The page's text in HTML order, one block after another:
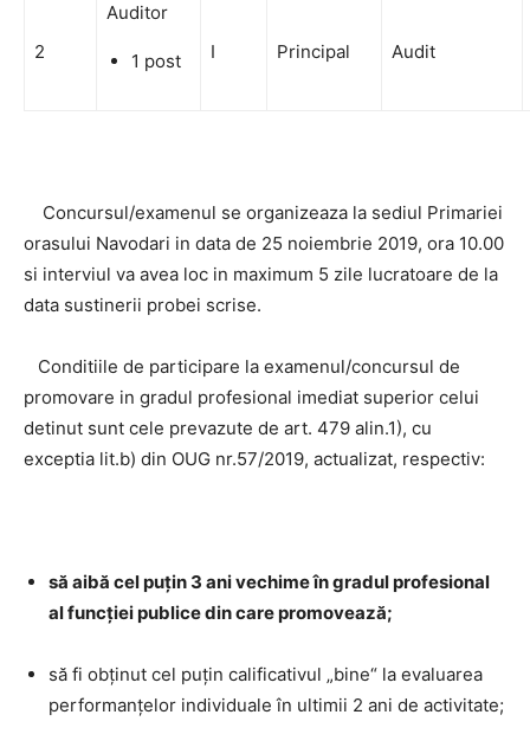
2
Auditor
1 post I Principal Audit
Concursul/examenul se organizeaza la sediul Primariei
orasului Navodari in data de 25 noiembrie 2019, ora 10.00
si interviul va avea loc in maximum 5 zile lucratoare de la
data sustinerii probei scrise.
Conditiile de participare la examenul/concursul de
promovare in gradul profesional imediat superior celui
detinut sunt cele prevazute de art. 479 alin.1), cu
exceptia lit.b) din OUG nr.57/2019, actualizat, respectiv:
să aibă cel puţin 3 ani vechime în gradul profesional
al funcţiei publice din care promovează;
să fi obţinut cel puţin calificativul „bine“ la evaluarea
performanţelor individuale în ultimii 2 ani de activitate;